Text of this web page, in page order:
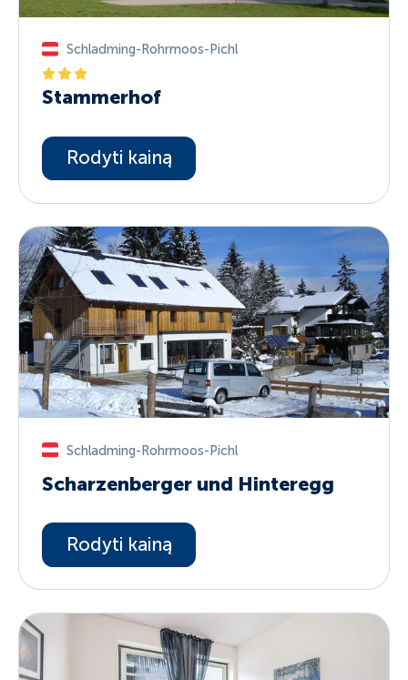
Schladming-Rohrmoos-Pichl
Stammerhof
Rodyti kainą
Schladming-Rohrmoos-Pichl
Scharzenberger und Hinteregg
Rodyti kainą